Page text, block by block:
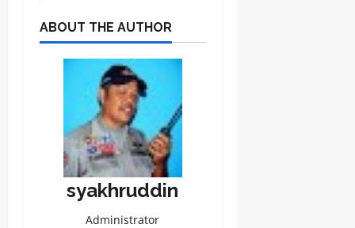
ABOUT THE AUTHOR
syakhruddin
Administrator